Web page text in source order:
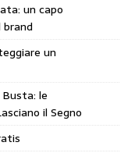
un capo
un
le
il Segno